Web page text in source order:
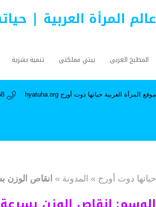
عالم المرأة العربية |
المطبخ العربى بيتي مملكتى تنمية بشرية
موقع المرأة العربية حياتها دوت أورج hyatuha.org
حياتها دوت أورج » المدونة » انقاص الوزن